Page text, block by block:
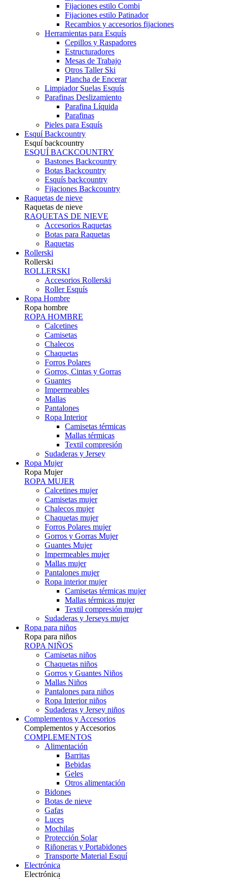
Fijaciones estilo Combi
Fijaciones estilo Patinador
Recambios y accesorios fijaciones
Herramientas para Esquís
Cepillos y Raspadores
Estructuradores
Mesas de Trabajo
Otros Taller Ski
Plancha de Encerar
Limpiador Suelas Esquís
Parafinas Deslizamiento
Parafina Líquida
Parafinas
Pieles para Esquís
Esquí Backcountry
Esquí backcountry
ESQUÍ BACKCOUNTRY
Bastones Backcountry
Botas Backcountry
Esquís backcountry
Fijaciones Backcountry
Raquetas de nieve
Raquetas de nieve
RAQUETAS DE NIEVE
Accesorios Raquetas
Botas para Raquetas
Raquetas
Rollerski
Rollerski
ROLLERSKI
Accesorios Rollerski
Roller Esquís
Ropa Hombre
Ropa hombre
ROPA HOMBRE
Calcetines
Camisetas
Chalecos
Chaquetas
Forros Polares
Gorros, Cintas y Gorras
Guantes
Impermeables
Mallas
Pantalones
Ropa Interior
Camisetas térmicas
Mallas térmicas
Textil compresión
Sudaderas y Jersey
Ropa Mujer
Ropa Mujer
ROPA MUJER
Calcetines mujer
Camisetas mujer
Chalecos mujer
Chaquetas mujer
Forros Polares mujer
Gorros y Gorras Mujer
Guantes Mujer
Impermeables mujer
Mallas mujer
Pantalones mujer
Ropa interior mujer
Camisetas térmicas mujer
Mallas térmicas mujer
Textil compresión mujer
Sudaderas y Jerseys mujer
Ropa para niños
Ropa para niños
ROPA NIÑOS
Camisetas niños
Chaquetas niños
Gorros y Guantes Niños
Mallas Niños
Pantalones para niños
Ropa Interior niños
Sudaderas y Jersey niños
Complementos y Accesorios
Complementos y Accesorios
COMPLEMENTOS
Alimentación
Barritas
Bebidas
Geles
Otros alimentación
Bidones
Botas de nieve
Gafas
Luces
Mochilas
Protección Solar
Riñoneras y Portabidones
Transporte Material Esquí
Electrónica
Electrónica